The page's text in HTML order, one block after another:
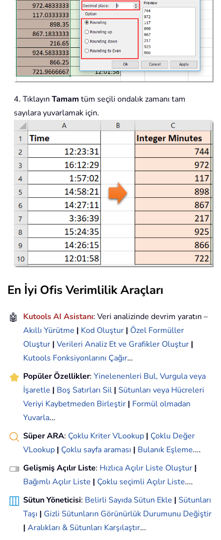
4. Tıklayın Tamam tüm seçili ondalık zamanı tam
sayılara yuvarlamak için.
En İyi Ofis Verimlilik Araçları
🤖 Kutools AI Asistanı: Veri analizinde devrim yaratın –
Akıllı Yürütme | Kod Oluştur | Özel Formüller
Oluştur | Verileri Analiz Et ve Grafikler Oluştur |
Kutools Fonksiyonlarını Çağır…
Popüler Özellikler: Yinelenenleri Bul, Vurgula veya
İşaretle | Boş Satırları Sil | Sütunları veya Hücreleri
Veriyi Kaybetmeden Birleştir | Formül olmadan
Yuvarla...
Süper ARA: Çoklu Kriter VLookup | Çoklu Değer
VLookup | Çoklu sayfa araması | Bulanık Eşleme....
Gelişmiş Açılır Liste: Hızlıca Açılır Liste Oluştur |
Bağımlı Açılır Liste | Çoklu seçimli Açılır Liste....
Sütun Yöneticisi: Belirli Sayıda Sütun Ekle | Sütunları
Taşı | Gizli Sütunların Görünürlük Durumunu Değiştir
| Aralıkları & Sütunları Karşılaştır...